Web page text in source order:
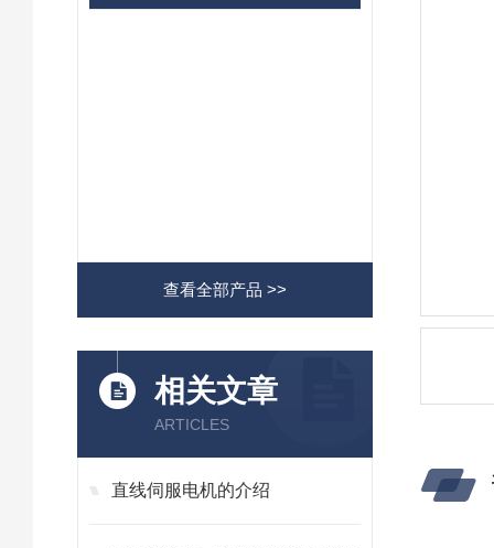
查看全部产品 >>
相关文章
ARTICLES
直线伺服电机的介绍